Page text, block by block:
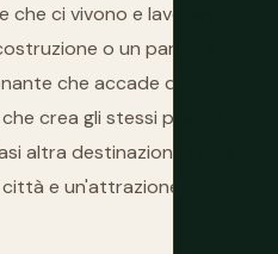
che ci vivono e lavorano
o un parco a
che accade di essere
crea gli stessi piaceri e
altra destinazione che è
e un'attrazione